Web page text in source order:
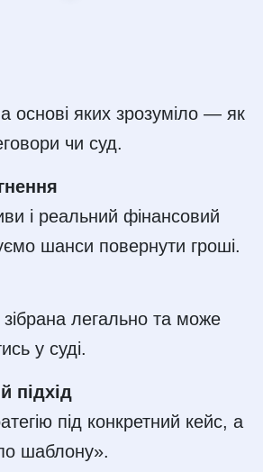
основі яких зрозуміло — як
чи суд.
і реальний фінансовий
шанси повернути гроші.
легально та може
у суді.
підхід
під конкретний кейс, а
шаблону».